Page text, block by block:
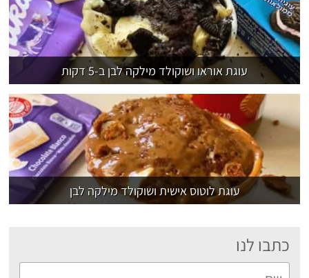
עוגת אוראו ושוקולד מילקה לבן ב-5 דקות
עוגת לוטוס אישית ושוקולד מילקה לבן
כתבו לנו